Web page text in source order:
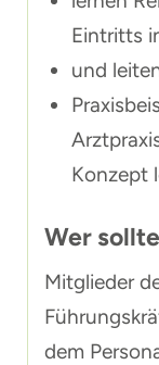
Eintritts
und
Konzept
Wer
Mitglieder
dem